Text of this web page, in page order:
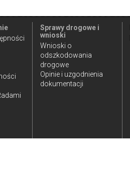
Sprawy drogowe i
wnioski
Wnioski o
odszkodowania
drogowe
Opinie i uzgodnienia
dokumentacji